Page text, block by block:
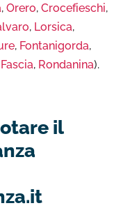
, Orero, Crocefieschi,
, Lorsica,
, Fontanigorda,
Fascia, Rondanina).
il